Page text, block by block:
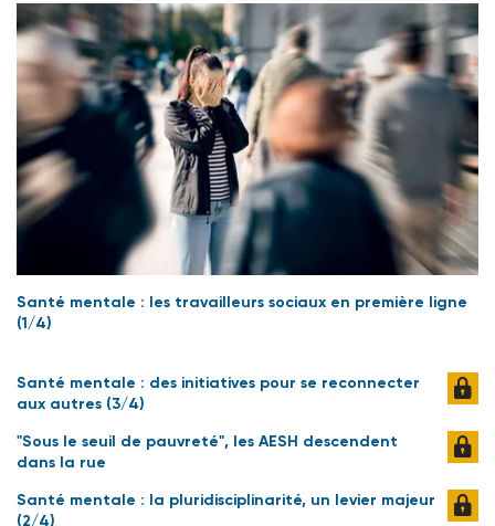
Santé mentale : les travailleurs sociaux en première ligne
(1/4)
Santé mentale : des initiatives pour se reconnecter
aux autres (3/4)
"Sous le seuil de pauvreté", les AESH descendent
dans la rue
Santé mentale : la pluridisciplinarité, un levier majeur
(2/4)